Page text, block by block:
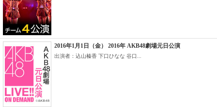
2016年1月1日（金） 2016年 AKB48劇場元日公演
出演者：込山榛香 下口ひなな 谷口...